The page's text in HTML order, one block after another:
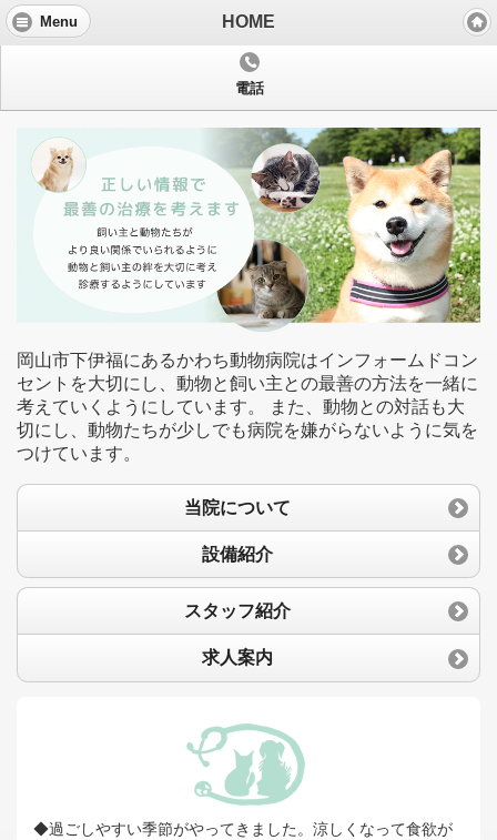
Menu HOME
電話
岡山市下伊福にあるかわち動物病院はインフォームドコン
セントを大切にし、動物と飼い主との最善の方法を一緒に
考えていくようにしています。 また、動物との対話も大
切にし、動物たちが少しでも病院を嫌がらないように気を
つけています。
当院について
設備紹介
スタッフ紹介
求人案内
◆過ごしやすい季節がやってきました。涼しくなって食欲が